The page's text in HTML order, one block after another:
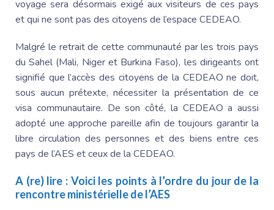
voyage sera désormais exigé aux visiteurs de ces pays
et qui ne sont pas des citoyens de l’espace CEDEAO.
Malgré le retrait de cette communauté par les trois pays
du Sahel (Mali, Niger et Burkina Faso), les dirigeants ont
signifié que l’accès des citoyens de la CEDEAO ne doit,
sous aucun prétexte, nécessiter la présentation de ce
visa communautaire. De son côté, la CEDEAO a aussi
adopté une approche pareille afin de toujours garantir la
libre circulation des personnes et des biens entre ces
pays de l’AES et ceux de la CEDEAO.
A (re) lire : Voici les points à l’ordre du jour de la
rencontre ministérielle de l’AES